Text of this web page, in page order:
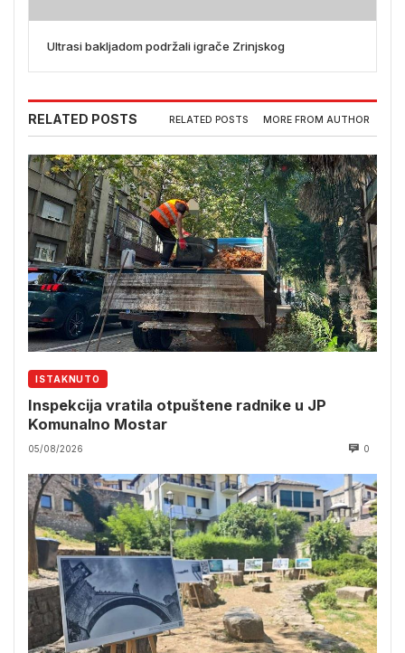
Ultrasi bakljadom podržali igrače Zrinjskog
RELATED POSTS RELATED POSTS MORE FROM AUTHOR
ISTAKNUTO
Inspekcija vratila otpuštene radnike u JP
Komunalno Mostar
05/08/2026 0